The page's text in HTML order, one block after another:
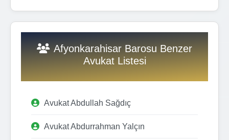
Afyonkarahisar Barosu Benzer
Avukat Listesi
Avukat Abdullah Sağdıç
Avukat Abdurrahman Yalçın